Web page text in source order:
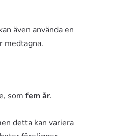
även använda en
medtagna.
som fem år.
detta kan variera